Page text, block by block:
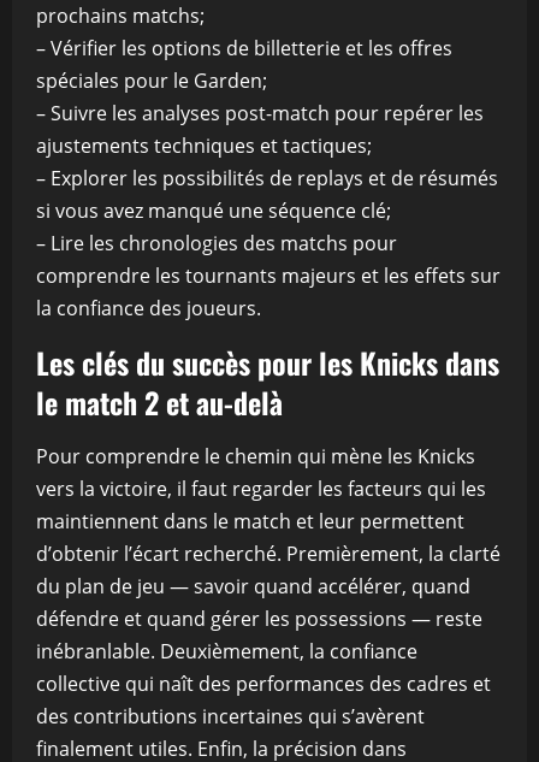
prochains matchs;
– Vérifier les options de billetterie et les offres
spéciales pour le Garden;
– Suivre les analyses post-match pour repérer les
ajustements techniques et tactiques;
– Explorer les possibilités de replays et de résumés
si vous avez manqué une séquence clé;
– Lire les chronologies des matchs pour
comprendre les tournants majeurs et les effets sur
la confiance des joueurs.
Les clés du succès pour les Knicks dans
le match 2 et au-delà
Pour comprendre le chemin qui mène les Knicks
vers la victoire, il faut regarder les facteurs qui les
maintiennent dans le match et leur permettent
d’obtenir l’écart recherché. Premièrement, la clarté
du plan de jeu — savoir quand accélérer, quand
défendre et quand gérer les possessions — reste
inébranlable. Deuxièmement, la confiance
collective qui naît des performances des cadres et
des contributions incertaines qui s’avèrent
finalement utiles. Enfin, la précision dans